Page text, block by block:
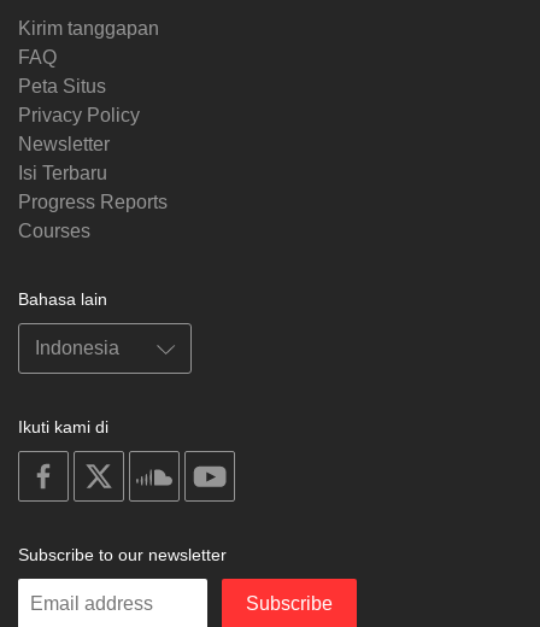
Kirim tanggapan
FAQ
Peta Situs
Privacy Policy
Newsletter
Isi Terbaru
Progress Reports
Courses
Bahasa lain
Ikuti kami di
on
facebook
soundcloud
Subscribe to our newsletter
Enter
Subscribe